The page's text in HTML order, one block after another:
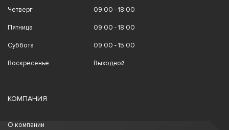
Четверг 09:00 - 18:00
Пятница 09:00 - 18:00
Суббота 09:00 - 15:00
Воскресенье Выходной
КОМПАНИЯ
О компании